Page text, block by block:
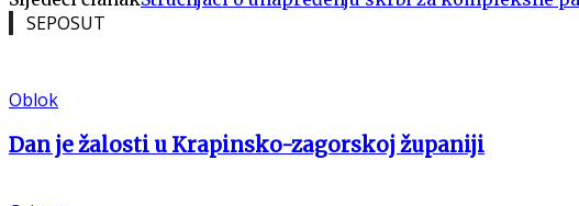
SEPOSUT
Oblok
Dan je žalosti u Krapinsko-zagorskoj županiji